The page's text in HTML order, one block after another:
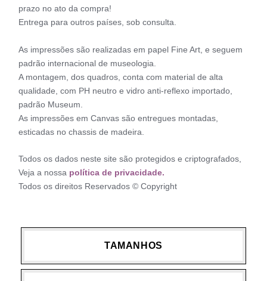
prazo no ato da compra!
Entrega para outros países, sob consulta.
As impressões são realizadas em papel Fine Art, e seguem
padrão internacional de museologia.
A montagem, dos quadros, conta com material de alta
qualidade, com PH neutro e vidro anti-reflexo importado,
padrão Museum.
As impressões em Canvas são entregues montadas,
esticadas no chassis de madeira.
Todos os dados neste site são protegidos e criptografados,
Veja a nossa política de privacidade.
Todos os direitos Reservados © Copyright
TAMANHOS